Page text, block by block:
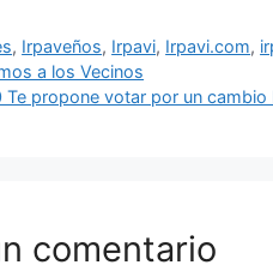
tiene un Centro
, Irpaveños, Irpavi, Irpavi.com,
a los Vecinos
Te propone votar por un cambio
comentario